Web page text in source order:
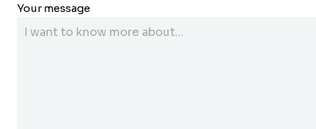
Your message